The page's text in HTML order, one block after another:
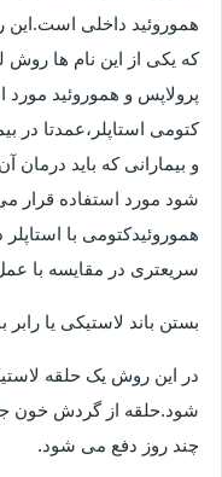
هموروئید داخلی است.این
که یکی از این نام ها
پرولاپس و هموروئید مورد
و بیمارانی که باید
شود مورد استفاده قرار
هموروئیدکتومی با
سریعتری در مقایسه با
بستن باند لاستیکی یا رابر
در این روش یک حلقه
شود.حلقه از گردش خون
چند روز دفع می شود.